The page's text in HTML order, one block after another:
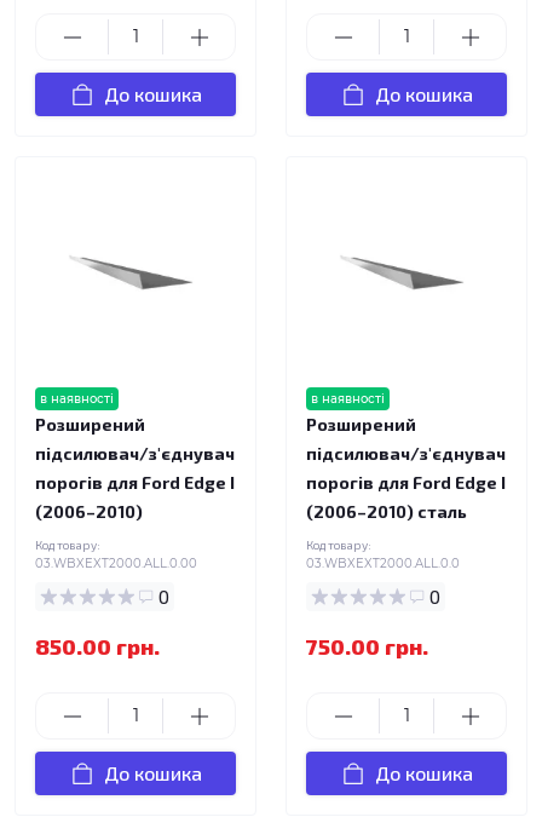
До кошика До кошика
в наявності
Розширений
підсилювач/з'єднувач
порогів для Ford Edge I
(2006–2010)
Код товару:
03.WBXEXT2000.ALL.0.00
0
850.00 грн.
До кошика
в наявності
Розширений
підсилювач/з'єднувач
порогів для Ford Edge I
(2006–2010) сталь
Код товару:
03.WBXEXT2000.ALL.0.0
0
750.00 грн.
До кошика